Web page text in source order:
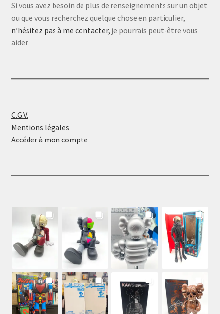
Si vous avez besoin de plus de renseignements sur un objet
ou que vous recherchez quelque chose en particulier,
n’hésitez pas à me contacter, je pourrais peut-être vous
aider.
C.G.V.
Mentions légales
Accéder à mon compte